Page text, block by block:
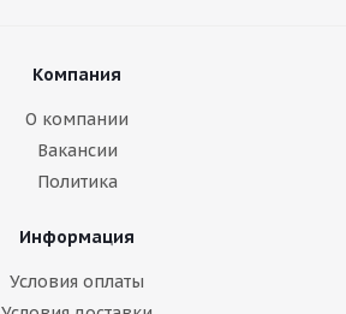
Компания
О компании
Вакансии
Политика
Информация
Условия оплаты